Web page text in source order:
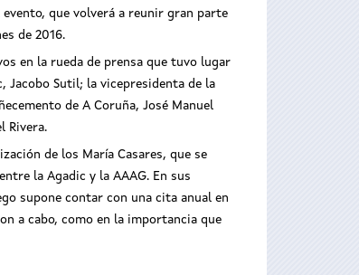
XXI Premios María Casares
que volverá a reunir gran parte
de 2016.
en la rueda de prensa que tuvo lugar
Jacobo Sutil; la vicepresidenta de la
de A Coruña, José Manuel
Rivera.
de los María Casares, que se
la Agadic y la AAAG. En sus
supone contar con una cita anual en
a cabo, como en la importancia que